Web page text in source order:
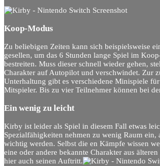
Koop-Modus
Zu beliebigen Zeiten kann sich beispielsweise
gesellen, um das 6 Stunden lange Spiel im
bestreiten. Muss dieser schnell wieder gehen,
Charakter auf Autopilot und verschwindet. Zur
Unterhaltung gibt es verschiedene Minispiele
Mitspieler. Bis zu vier Teilnehmer können bei
Ein wenig zu leicht
Kirby ist leider als Spiel in diesem Fall etwas
Spezialfähigkeiten nehmen zu wenig Raum ein,
wichtig werden. Selbst die en Kämpfe wissen
eine oder andere bekannte Charakter aus
hier auch seinen Auftritt.